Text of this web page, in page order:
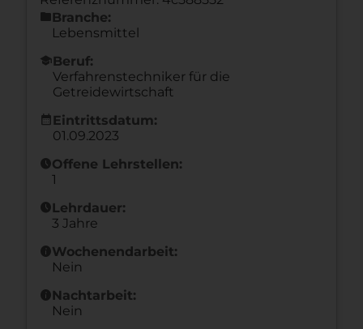
folderBranche:
Lebensmittel
schoolBeruf:
Verfahrenstechniker für die
Getreidewirtschaft
calendar_month Eintrittsdatum:
01.09.2023
scheduleOffene Lehrstellen:
1
scheduleLehrdauer:
3 Jahre
infoWochenendarbeit:
Nein
infoNachtarbeit:
Nein